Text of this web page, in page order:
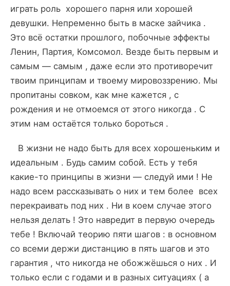
играть роль хорошего парня или хорошей
девушки. Непременно быть в маске зайчика .
Это всё остатки прошлого, побочные эффекты
Ленин, Партия, Комсомол. Везде быть первым и
самым — самым , даже если это противоречит
твоим принципам и твоему мировоззрению. Мы
пропитаны совком, как мне кажется , с
рождения и не отмоемся от этого никогда . С
этим нам остаётся только бороться .
В жизни не надо быть для всех хорошеньким и
идеальным . Будь самим собой. Есть у тебя
какие-то принципы в жизни — следуй ими ! Не
надо всем рассказывать о них и тем более всех
перекраивать под них . Ни в коем случае этого
нельзя делать ! Это навредит в первую очередь
тебе ! Включай теорию пяти шагов : в основном
со всеми держи дистанцию в пять шагов и это
гарантия , что никогда не обожжёшься о них . И
только если с годами и в разных ситуациях ( а